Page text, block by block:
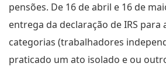
pensões. De 16 de abril e 16 de
entrega da declaração de IRS para
categorias (trabalhadores
praticado um ato isolado e ou